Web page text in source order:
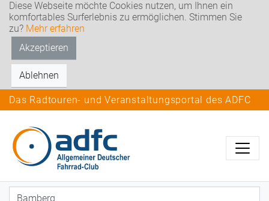
Diese Webseite möchte Cookies nutzen, um Ihnen ein
komfortables Surferlebnis zu ermöglichen. Stimmen Sie
zu? Mehr erfahren
Akzeptieren
Ablehnen
Das Radtouren- und Veranstaltungsportal des ADFC